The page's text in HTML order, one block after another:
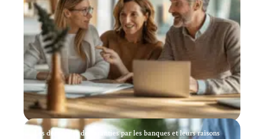
Les demandes de garanties par les banques et leurs raisons